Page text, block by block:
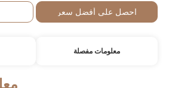
احصل على أفضل سعر
معلومات مفصلة